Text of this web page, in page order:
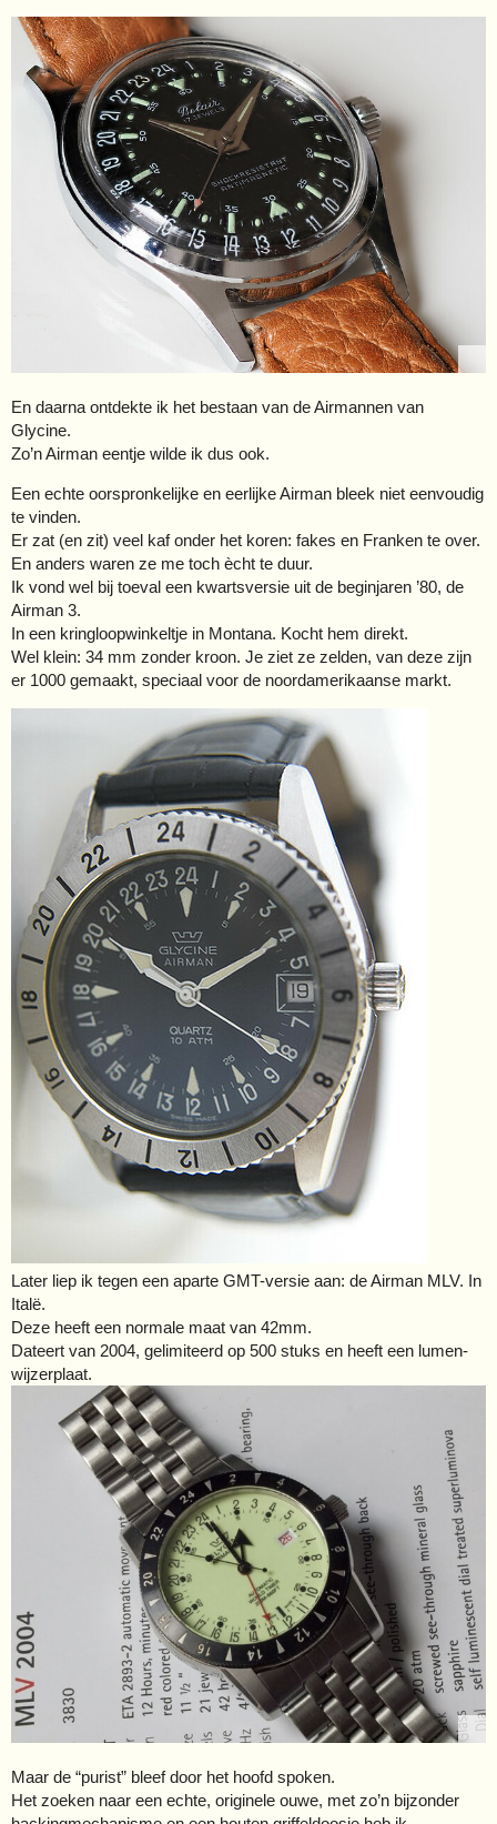
En daarna ontdekte ik het bestaan van de Airmannen van
Glycine.
Zo’n Airman eentje wilde ik dus ook.
Een echte oorspronkelijke en eerlijke Airman bleek niet eenvoudig
te vinden.
Er zat (en zit) veel kaf onder het koren: fakes en Franken te over.
En anders waren ze me toch ècht te duur.
Ik vond wel bij toeval een kwartsversie uit de beginjaren ’80, de
Airman 3.
In een kringloopwinkeltje in Montana. Kocht hem direkt.
Wel klein: 34 mm zonder kroon. Je ziet ze zelden, van deze zijn
er 1000 gemaakt, speciaal voor de noordamerikaanse markt.
Later liep ik tegen een aparte GMT-versie aan: de Airman MLV. In
Italë.
Deze heeft een normale maat van 42mm.
Dateert van 2004, gelimiteerd op 500 stuks en heeft een lumen-
wijzerplaat.
Maar de “purist” bleef door het hoofd spoken.
Het zoeken naar een echte, originele ouwe, met zo’n bijzonder